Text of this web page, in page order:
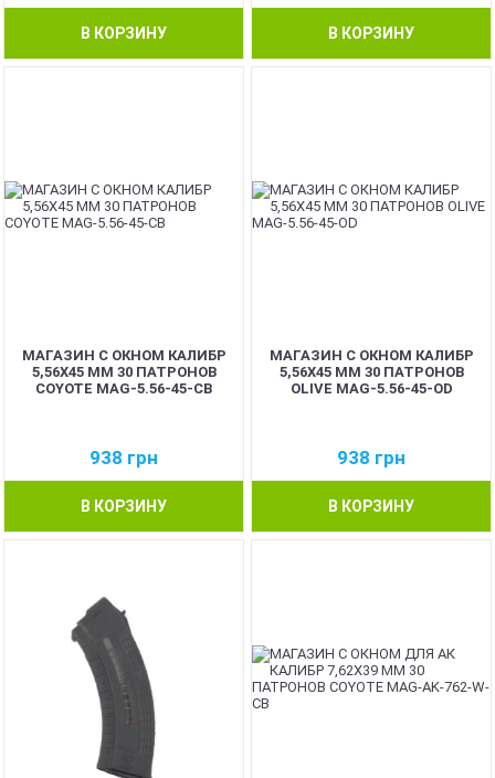
В КОРЗИНУ В КОРЗИНУ
МАГАЗИН С ОКНОМ КАЛИБР
5,56Х45 ММ 30 ПАТРОНОВ
COYOTE MAG-5.56-45-CB
938 грн
В КОРЗИНУ
МАГАЗИН С ОКНОМ КАЛИБР
5,56Х45 ММ 30 ПАТРОНОВ
OLIVE MAG-5.56-45-OD
938 грн
В КОРЗИНУ